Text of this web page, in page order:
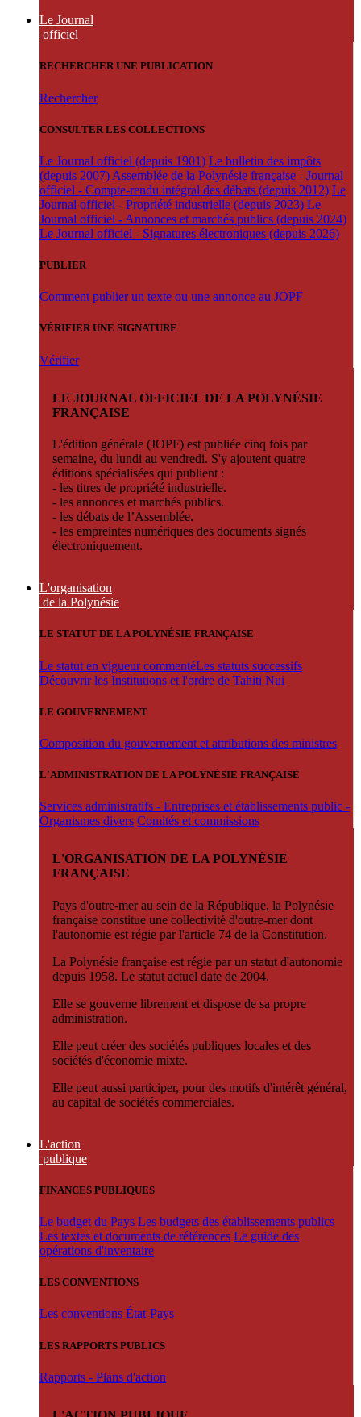
Le Journal
officiel
RECHERCHER UNE PUBLICATION
Rechercher
CONSULTER LES COLLECTIONS
Le Journal officiel (depuis 1901) Le bulletin des impôts
(depuis 2007) Assemblée de la Polynésie française - Journal
officiel - Compte-rendu intégral des débats (depuis 2012) Le
Journal officiel - Propriété industrielle (depuis 2023) Le
Journal officiel - Annonces et marchés publics (depuis 2024)
Le Journal officiel - Signatures électroniques (depuis 2026)
PUBLIER
Comment publier un texte ou une annonce au JOPF
VÉRIFIER UNE SIGNATURE
Vérifier
LE JOURNAL OFFICIEL DE LA POLYNÉSIE
FRANÇAISE
L'édition générale (JOPF) est publiée cinq fois par
semaine, du lundi au vendredi. S'y ajoutent quatre
éditions spécialisées qui publient :
- les titres de propriété industrielle.
- les annonces et marchés publics.
- les débats de l’Assemblée.
- les empreintes numériques des documents signés
électroniquement.
L'organisation
de la Polynésie
LE STATUT DE LA POLYNÉSIE FRANÇAISE
Le statut en vigueur commentéLes statuts successifs
Découvrir les Institutions et l'ordre de Tahiti Nui
LE GOUVERNEMENT
Composition du gouvernement et attributions des ministres
L'ADMINISTRATION DE LA POLYNÉSIE FRANÇAISE
Services administratifs - Entreprises et établissements public -
Organismes divers Comités et commissions
L'ORGANISATION DE LA POLYNÉSIE
FRANÇAISE
Pays d'outre-mer au sein de la République, la Polynésie
française constitue une collectivité d'outre-mer dont
l'autonomie est régie par l'article 74 de la Constitution.
La Polynésie française est régie par un statut d'autonomie
depuis 1958. Le statut actuel date de 2004.
Elle se gouverne librement et dispose de sa propre
administration.
Elle peut créer des sociétés publiques locales et des
sociétés d'économie mixte.
Elle peut aussi participer, pour des motifs d'intérêt général,
au capital de sociétés commerciales.
L'action
publique
FINANCES PUBLIQUES
Le budget du Pays Les budgets des établissements publics
Les textes et documents de références Le guide des
opérations d'inventaire
LES CONVENTIONS
Les conventions État-Pays
LES RAPPORTS PUBLICS
Rapports - Plans d'action